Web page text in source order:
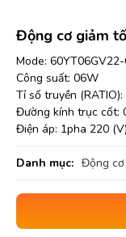
Động cơ giảm
Mode:
Công suất: 06W
Tỉ số truyền
Đường kính trục cốt:
Điện áp: 1pha 220 (V)
Danh mục: Động